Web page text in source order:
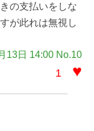
の支払いをしな
が此れは無視し
13日 14:00 No.10
1 ♥